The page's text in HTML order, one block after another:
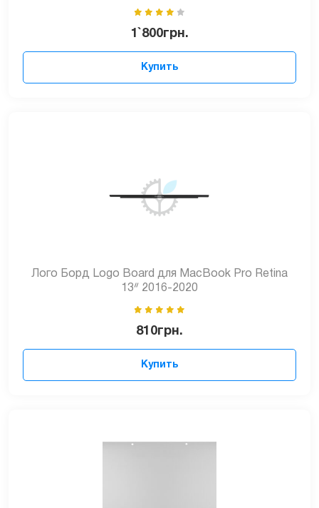
1`800грн.
Купить
Лого Борд Logo Board для MacBook Pro Retina
13ᐥ 2016-2020
810грн.
Купить